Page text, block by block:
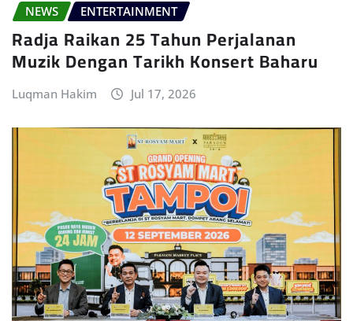
NEWS ENTERTAINMENT
Radja Raikan 25 Tahun Perjalanan
Muzik Dengan Tarikh Konsert Baharu
Luqman Hakim Jul 17, 2026